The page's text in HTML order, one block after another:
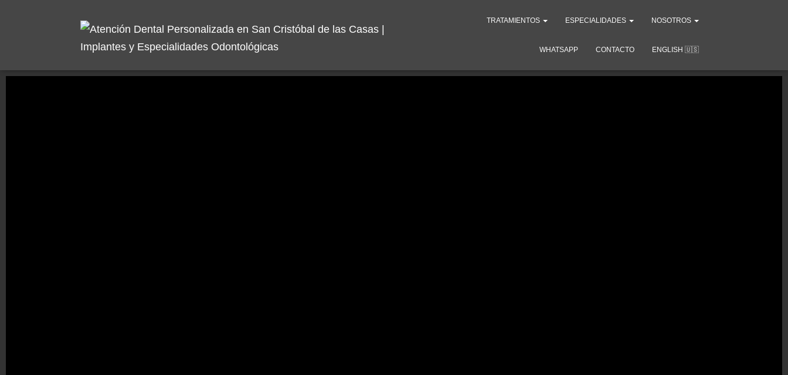
TRATAMIENTOS ESPECIALIDADES NOSOTROS
WHATSAPP CONTACTO ENGLISH 🇺🇸